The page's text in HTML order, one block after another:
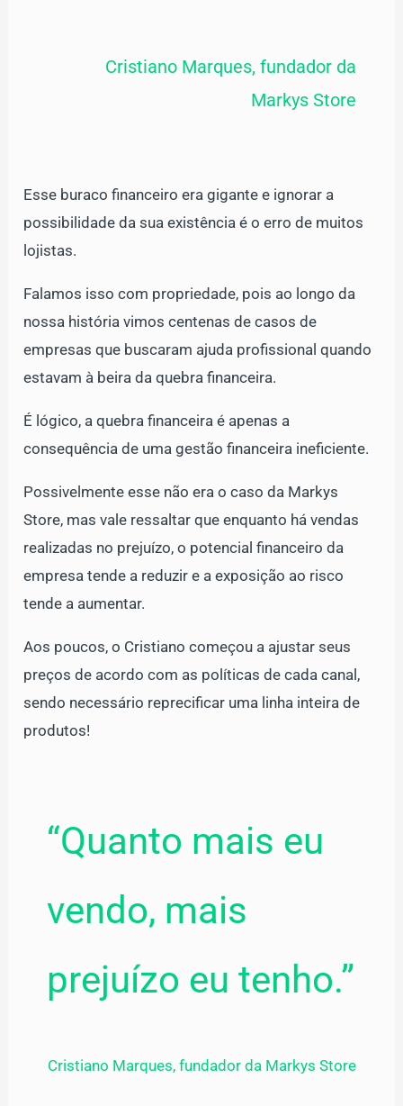
Cristiano Marques, fundador da
Markys Store
Esse buraco financeiro era gigante e ignorar a
possibilidade da sua existência é o erro de muitos
lojistas.
Falamos isso com propriedade, pois ao longo da
nossa história vimos centenas de casos de
empresas que buscaram ajuda profissional quando
estavam à beira da quebra financeira.
É lógico, a quebra financeira é apenas a
consequência de uma gestão financeira ineficiente.
Possivelmente esse não era o caso da Markys
Store, mas vale ressaltar que enquanto há vendas
realizadas no prejuízo, o potencial financeiro da
empresa tende a reduzir e a exposição ao risco
tende a aumentar.
Aos poucos, o Cristiano começou a ajustar seus
preços de acordo com as políticas de cada canal,
sendo necessário reprecificar uma linha inteira de
produtos!
“Quanto mais eu
vendo, mais
prejuízo eu tenho.”
Cristiano Marques, fundador da Markys Store